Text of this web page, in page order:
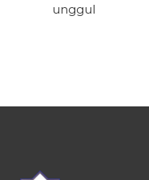
unggul